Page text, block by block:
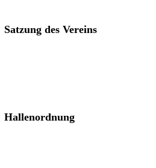
Satzung des Vereins
Hallenordnung